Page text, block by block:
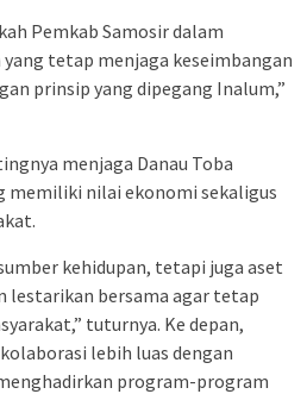
Pemkab Samosir dalam
tetap menjaga keseimbangan
prinsip yang dipegang Inalum,”
menjaga Danau Toba
memiliki nilai ekonomi sekaligus
kehidupan, tetapi juga aset
lestarikan bersama agar tetap
tuturnya. Ke depan,
lebih luas dengan
program-program